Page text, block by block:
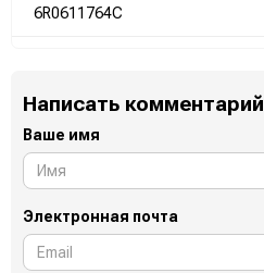
6R0611764C
Написать комментарий
Ваше имя
Электронная почта